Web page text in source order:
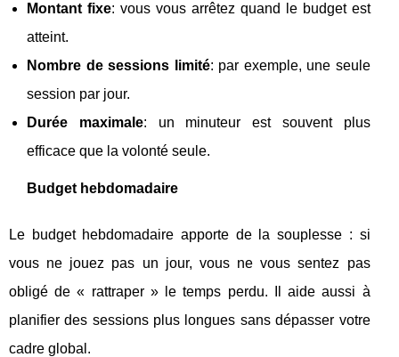
Montant fixe: vous vous arrêtez quand le budget est
atteint.
Nombre de sessions limité: par exemple, une seule
session par jour.
Durée maximale: un minuteur est souvent plus
efficace que la volonté seule.
Budget hebdomadaire
Le budget hebdomadaire apporte de la souplesse : si
vous ne jouez pas un jour, vous ne vous sentez pas
obligé de « rattraper » le temps perdu. Il aide aussi à
planifier des sessions plus longues sans dépasser votre
cadre global.